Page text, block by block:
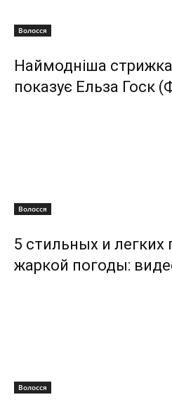
Волосся
Наймодніша стрижка
показує Ельза Госк
Волосся
5 стильных и легких
жаркой погоды:
Волосся